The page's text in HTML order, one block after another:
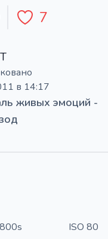
7
в 14:17
живых эмоций -
ISO 80